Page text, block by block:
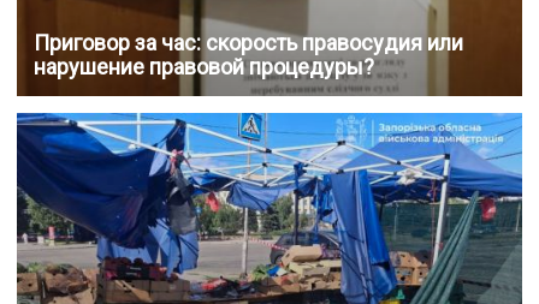
Приговор за час: скорость правосудия или
нарушение правовой процедуры?